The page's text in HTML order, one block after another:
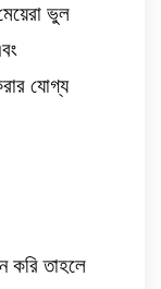
ভুল
যোগ্য
করি তাহলে